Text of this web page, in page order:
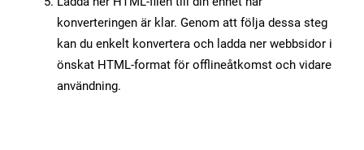
konverteringen är klar. Genom att följa dessa steg
kan du enkelt konvertera och ladda ner webbsidor i
önskat HTML-format för offlineåtkomst och vidare
användning.